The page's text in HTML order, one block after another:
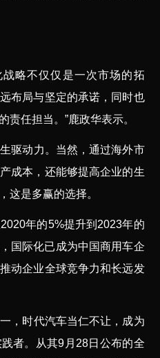
略不仅仅是一次市场的拓
布局与坚定的承诺，同时也
责任担当。”鹿政华表示。
驱动力。当然，通过海外市
成本，还能够提高企业的生
这是多赢的选择。
年的5%提升到2023年的
国际化已成为中国商用车企
动企业全球竞争力和长远发
，时代汽车当仁不让，成为
者。从其9月28日公布的全